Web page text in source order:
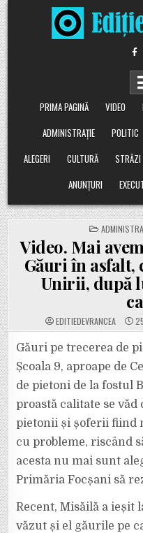
Skip
to
content
PRIMA PAGINĂ
VIDEO
ADMINISTRAȚIE
POLITIC
ALEGERI
CULTURĂ STRĂZI
ANUNȚURI
POSTED
IN
Video. Mai
Găuri în asfalt,
Unirii, după
EDITIEDEVRANCEA
Găuri pe trecerea de
Școala 9, aproape de
de pietoni de la fostul
proastă calitate se văd
pietonii și șoferii fiind
cu probleme, riscând
acesta nu mai sunt
Primăria Focșani să
Recent, Misăilă a ieșit
văzut și el găurile pe